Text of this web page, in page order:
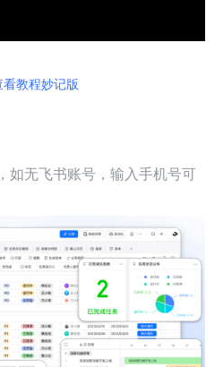
看教程妙记版
如无飞书账号，输入手机号可